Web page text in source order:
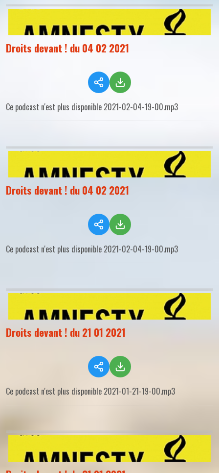
Droits devant ! du 04 02 2021
Ce podcast n'est plus disponible 2021-02-04-19-00.mp3
Droits devant ! du 04 02 2021
Ce podcast n'est plus disponible 2021-02-04-19-00.mp3
Droits devant ! du 21 01 2021
Ce podcast n'est plus disponible 2021-01-21-19-00.mp3